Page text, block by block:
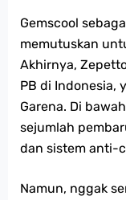
Gemscool
memutuskan
Akhirnya,
PB di Indonesia,
Garena. Di
sejumlah
dan sistem anti-
Namun, nggak